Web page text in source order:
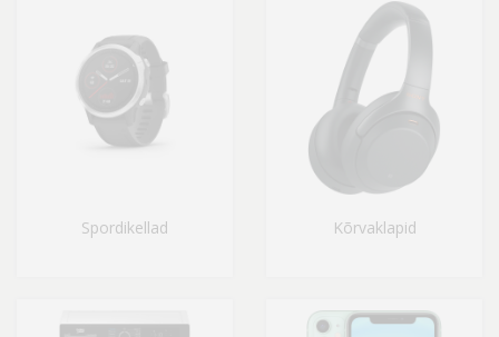
Spordikellad Kõrvaklapid